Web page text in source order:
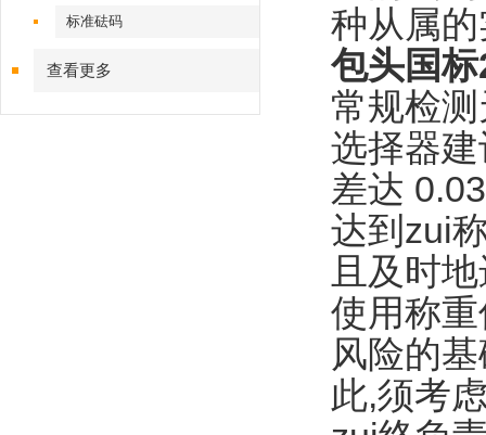
标准砝码
查看更多
种从属
包头国
常规检
选择器
差达
达到zui
且及时
使用称
风险的
此,须考